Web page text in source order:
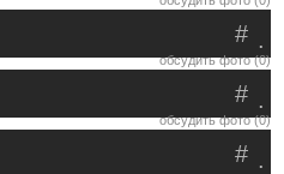
.
#
обсудить фото (0)
.
#
обсудить фото (0)
.
#